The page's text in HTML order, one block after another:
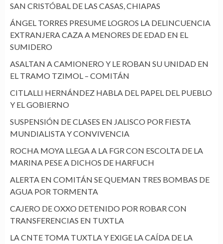
SAN CRISTÓBAL DE LAS CASAS, CHIAPAS
ÁNGEL TORRES PRESUME LOGROS LA DELINCUENCIA
EXTRANJERA CAZA A MENORES DE EDAD EN EL
SUMIDERO
ASALTAN A CAMIONERO Y LE ROBAN SU UNIDAD EN
EL TRAMO TZIMOL – COMITÁN
CITLALLI HERNÁNDEZ HABLA DEL PAPEL DEL PUEBLO
Y EL GOBIERNO
SUSPENSIÓN DE CLASES EN JALISCO POR FIESTA
MUNDIALISTA Y CONVIVENCIA
ROCHA MOYA LLEGA A LA FGR CON ESCOLTA DE LA
MARINA PESE A DICHOS DE HARFUCH
ALERTA EN COMITÁN SE QUEMAN TRES BOMBAS DE
AGUA POR TORMENTA
CAJERO DE OXXO DETENIDO POR ROBAR CON
TRANSFERENCIAS EN TUXTLA
LA CNTE TOMA TUXTLA Y EXIGE LA CAÍDA DE LA